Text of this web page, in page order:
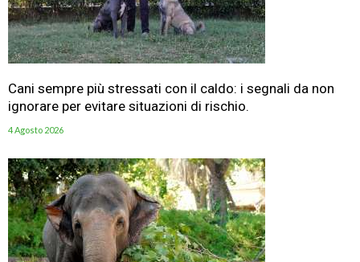
Cani sempre più stressati con il caldo: i segnali da non
ignorare per evitare situazioni di rischio.
4 Agosto 2026